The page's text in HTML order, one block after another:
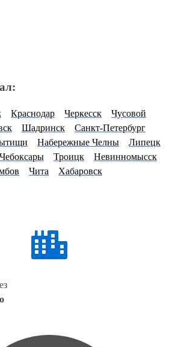
Краснодар Черкесск
Чусовой
Шадринск
Санкт-Петербург
Набережные Челны
Липецк
Чебоксары Троицк
Невинномысск
Чита Хабаровск